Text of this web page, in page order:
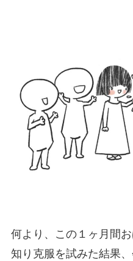
何より、この１ヶ月間
知り克服を試みた結果